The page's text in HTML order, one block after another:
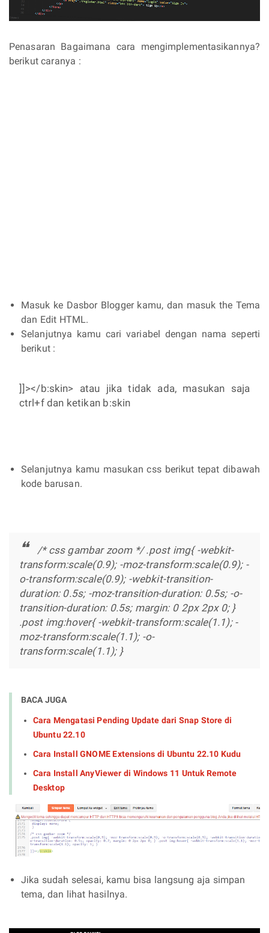
Penasaran Bagaimana cara mengimplementasikannya?
berikut caranya :
Masuk ke Dasbor Blogger kamu, dan masuk the Tema
dan Edit HTML.
Selanjutnya kamu cari variabel dengan nama seperti
berikut :
]]></b:skin> atau jika tidak ada, masukan saja
ctrl+f dan ketikan b:skin
Selanjutnya kamu masukan css berikut tepat dibawah
kode barusan.
/* css gambar zoom */ .post img{ -webkit-
transform:scale(0.9); -moz-transform:scale(0.9); -
o-transform:scale(0.9); -webkit-transition-
duration: 0.5s; -moz-transition-duration: 0.5s; -o-
transition-duration: 0.5s; margin: 0 2px 2px 0; }
.post img:hover{ -webkit-transform:scale(1.1); -
moz-transform:scale(1.1); -o-
transform:scale(1.1); }
BACA JUGA
Cara Mengatasi Pending Update dari Snap Store di
Ubuntu 22.10
Cara Install GNOME Extensions di Ubuntu 22.10 Kudu
Cara Install AnyViewer di Windows 11 Untuk Remote
Desktop
Jika sudah selesai, kamu bisa langsung aja simpan
tema, dan lihat hasilnya.